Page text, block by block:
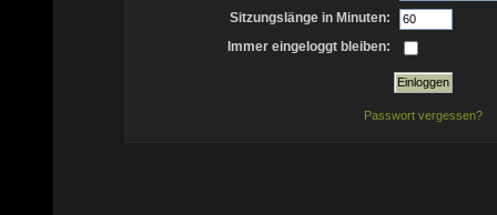
Sitzungslänge in Minuten:
Immer eingeloggt bleiben:
Passwort vergessen?